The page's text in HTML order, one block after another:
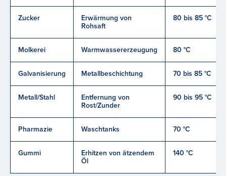
Zucker Erwärmung von
Rohsaft
80 bis 85 °C
Molkerei Warmwassererzeugung 80 °C
Galvanisierung Metallbeschichtung 70 bis 85 °C
Metall/Stahl Entfernung von
Rost/Zunder
90 bis 95 °C
Pharmazie Waschtanks 70 °C
Gummi Erhitzen von ätzendem
Öl
140 °C